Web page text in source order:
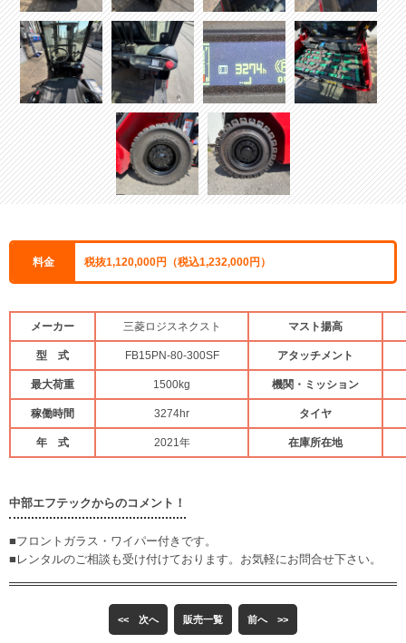
料金 税抜1,120,000円（税込1,232,000円）
メーカー 三菱ロジスネクスト マスト揚高
型 式 FB15PN-80-300SF アタッチメント
最大荷重 1500kg 機関・ミッション
稼働時間 3274hr タイヤ
年 式 2021年 在庫所在地
中部エフテックからのコメント！
■フロントガラス・ワイパー付きです。
■レンタルのご相談も受け付けております。お気軽にお問合せ下さい。
<< 次へ 販売一覧 前へ >>